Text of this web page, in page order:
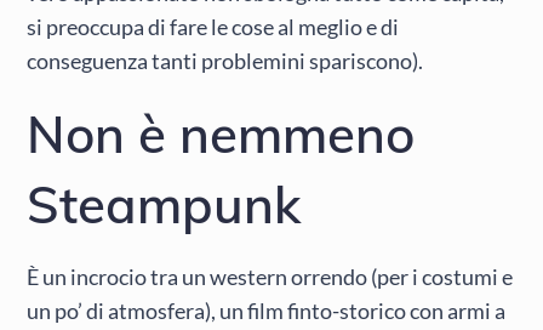
si preoccupa di fare le cose al meglio e di
conseguenza tanti problemini spariscono).
Non è nemmeno
Steampunk
È un incrocio tra un western orrendo (per i costumi e
un po’ di atmosfera), un film finto-storico con armi a